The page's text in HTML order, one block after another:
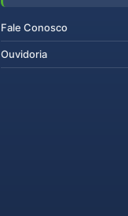
Fale Conosco
Ouvidoria